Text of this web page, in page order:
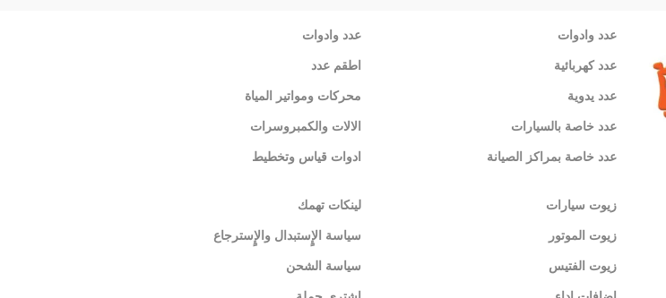
عدد وادوات
عدد كهربائية
عدد يدوية
عدد خاصة بالسيارات
عدد خاصة بمراكز الصيانة
زيوت سيارات
زيوت الموتور
زيوت الفتيس
عدد وادوات
اطقم عدد
محركات ومواتير المياة
الالات والكمبروسرات
ادوات قياس وتخطيط
لينكات تهمك
سياسة الإٍستبدال والإٍسترجاع
سياسة الشحن